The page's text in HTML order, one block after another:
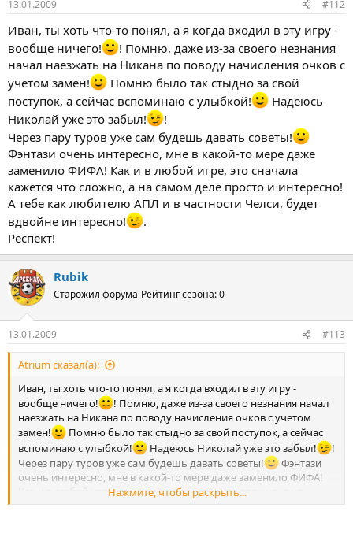
13.01.2009 #112
Иван, ты хоть что-то понял, а я когда входил в эту игру -
вообще ничего!
! Помню, даже из-за своего незнания
начал наезжать на Никана по поводу начисления очков с
учетом замен!
Помню было так стыдно за свой
поступок, а сейчас вспоминаю с улыбкой!
Надеюсь
Николай уже это забыл!
!
Через пару туров уже сам будешь давать советы!
Фэнтази очень интересно, мне в какой-то мере даже
заменило ФИФА! Как и в любой игре, это сначала
кажется что сложно, а на самом деле просто и интересно!
А тебе как любителю АПЛ и в частности Челси, будет
вдвойне интересно!
.
Респект!
Rubik
Старожил форума Рейтинг сезона: 0
13.01.2009 #113
Atrium сказал(а):
Иван, ты хоть что-то понял, а я когда входил в эту игру -
вообще ничего!
! Помню, даже из-за своего незнания начал
наезжать на Никана по поводу начисления очков с учетом
замен!
Помню было так стыдно за свой поступок, а сейчас
вспоминаю с улыбкой!
Надеюсь Николай уже это забыл!
!
Через пару туров уже сам будешь давать советы!
Фэнтази
очень интересно, мне в какой-то мере даже заменило ФИФА!
Как и в любой игре, это сначала кажется что сложно, а на
самом деле просто и интересно! А тебе как любителю АПЛ и в
Нажмите, чтобы раскрыть...